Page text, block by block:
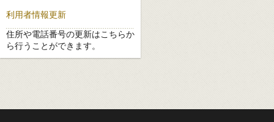
利用者情報更新
住所や電話番号の更新はこちらか
ら行うことができます。